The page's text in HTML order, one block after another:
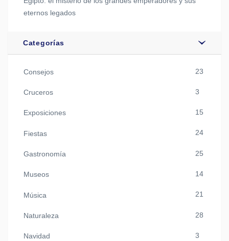
eternos legados
Categorías
Consejos 23
Cruceros 3
Exposiciones 15
Fiestas 24
Gastronomía 25
Museos 14
Música 21
Naturaleza 28
Navidad 3